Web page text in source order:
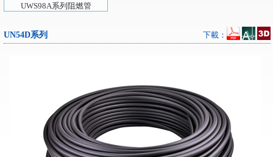
UWS98A系列阻燃管
UN54D系列 下載：